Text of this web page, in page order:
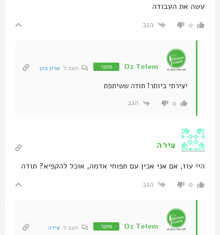
עשה את העבודה
0 הגב
Oz Telem מחבר השב ל שרון כהן
יצירתי ביותר! תודה ששיתפת
0 הגב
צירה
היי עוז, אם אני אכין עם תפוחי אדמה, אוכל להקפיא? תודה
0 הגב
Oz Telem מחבר השב ל צירה